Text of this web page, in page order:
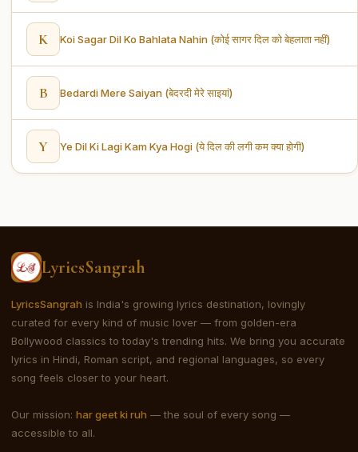
K Koi Sagar Dil Ko Bahlata Nahin (कोई सागर दिल को बेहलाता नहीं)
B Bedardi Mere Saiyan (बेदरदी मेरे साइयां)
Y Ye Dil Ki Lagi Kam Kya Hogi (ये दिल की लगी कम क्या होगी)
LyricsSangrah
LyricsSangrah is India's growing lyrics destination, lovingly
curated for every kind of music lover — from golden-era
Bollywood classics to today's trending hits. We bring you accurate
lyrics in Hindi, Roman script, and regional languages, so every
song feels closer to your heart.
Our mission: har geet ki ruh — the soul of every song —
accessible to all.